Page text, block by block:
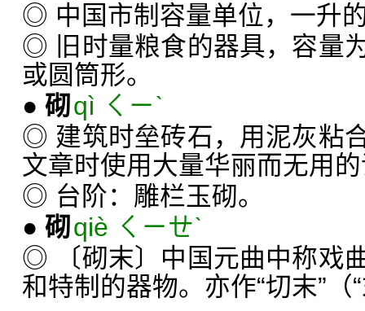
◎ 中国市制容量单位，一升
◎ 旧时量粮食的器具，容量
或圆筒形。
● 砌qì ㄑㄧˋ
◎ 建筑时垒砖石，用泥灰粘
文章时使用大量华丽而无用
◎ 台阶：雕栏玉砌。
● 砌qiè ㄑㄧㄝˋ
◎ 〔砌末〕中国元曲中称戏
和特制的器物。亦作“切末”（